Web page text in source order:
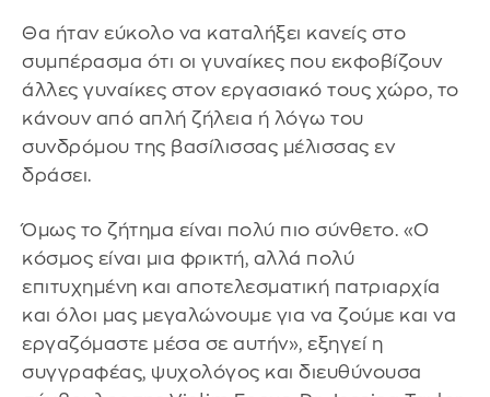
Θα ήταν εύκολο να καταλήξει κανείς στο
συμπέρασμα ότι οι γυναίκες που εκφοβίζουν
άλλες γυναίκες στον εργασιακό τους χώρο, το
κάνουν από απλή ζήλεια ή λόγω του
συνδρόμου της βασίλισσας μέλισσας εν
δράσει.
Όμως το ζήτημα είναι πολύ πιο σύνθετο. «Ο
κόσμος είναι μια φρικτή, αλλά πολύ
επιτυχημένη και αποτελεσματική πατριαρχία
και όλοι μας μεγαλώνουμε για να ζούμε και να
εργαζόμαστε μέσα σε αυτήν», εξηγεί η
συγγραφέας, ψυχολόγος και διευθύνουσα